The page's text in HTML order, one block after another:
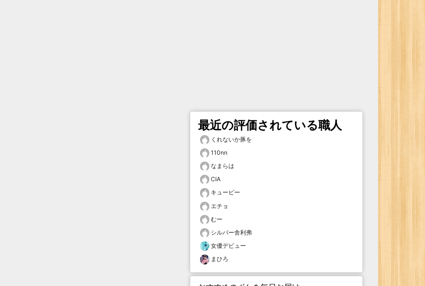
最近の評価されている職人
くれないか豚を
110nn
なまらは
CIA
キューピー
エチョ
むー
シルバー舎利弗
女優デビュー
まひろ